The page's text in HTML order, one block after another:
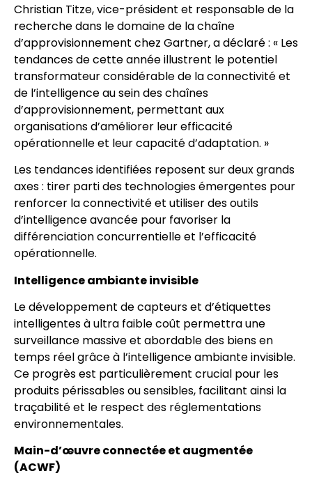
Christian Titze, vice-président et responsable de la
recherche dans le domaine de la chaîne
d’approvisionnement chez Gartner, a déclaré : « Les
tendances de cette année illustrent le potentiel
transformateur considérable de la connectivité et
de l’intelligence au sein des chaînes
d’approvisionnement, permettant aux
organisations d’améliorer leur efficacité
opérationnelle et leur capacité d’adaptation. »
Les tendances identifiées reposent sur deux grands
axes : tirer parti des technologies émergentes pour
renforcer la connectivité et utiliser des outils
d’intelligence avancée pour favoriser la
différenciation concurrentielle et l’efficacité
opérationnelle.
Intelligence ambiante invisible
Le développement de capteurs et d’étiquettes
intelligentes à ultra faible coût permettra une
surveillance massive et abordable des biens en
temps réel grâce à l’intelligence ambiante invisible.
Ce progrès est particulièrement crucial pour les
produits périssables ou sensibles, facilitant ainsi la
traçabilité et le respect des réglementations
environnementales.
Main-d’œuvre connectée et augmentée
(ACWF)